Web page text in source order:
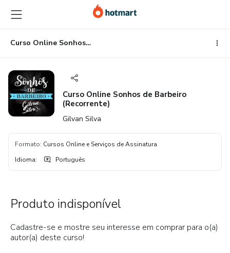
para
o
conteúdo
principal
para
o
pagamento
para
o
rodapé
Curso Online Sonhos de Barbeiro (Recorrente)
Curso Online Sonhos de Barbeiro
(Recorrente)
Gilvan Silva
Formato: Cursos Online e Serviços de Assinatura
Idioma: Português
Produto indisponível
Cadastre-se e mostre seu interesse em comprar para o(a)
autor(a) deste curso!